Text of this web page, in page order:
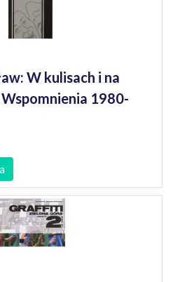
W kulisach i na
Wspomnienia 1980-